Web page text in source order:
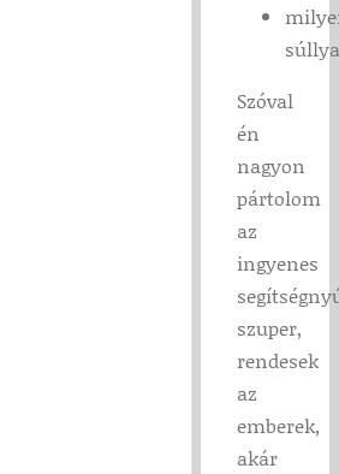
Szóval
én
nagyon
pártolom
az
ingyenes
szuper,
rendesek
az
emberek,
akár